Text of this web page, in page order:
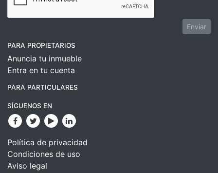
PARA PROPIETARIOS
Anuncia tu inmueble
Entra en tu cuenta
PARA PARTICULARES
SÍGUENOS EN
Enviar
Política de privacidad
Condiciones de uso
Aviso legal